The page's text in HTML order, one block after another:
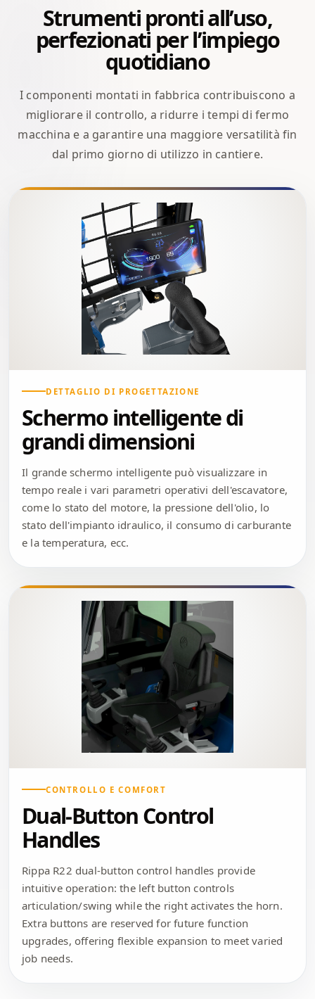
Strumenti pronti all’uso,
perfezionati per l’impiego
quotidiano
I componenti montati in fabbrica contribuiscono a
migliorare il controllo, a ridurre i tempi di fermo
macchina e a garantire una maggiore versatilità fin
dal primo giorno di utilizzo in cantiere.
DETTAGLIO DI PROGETTAZIONE
Schermo intelligente di
grandi dimensioni
Il grande schermo intelligente può visualizzare in
tempo reale i vari parametri operativi dell'escavatore,
come lo stato del motore, la pressione dell'olio, lo
stato dell'impianto idraulico, il consumo di carburante
e la temperatura, ecc.
CONTROLLO E COMFORT
Dual-Button Control
Handles
Rippa R22 dual-button control handles provide
intuitive operation: the left button controls
articulation/swing while the right activates the horn.
Extra buttons are reserved for future function
upgrades, offering flexible expansion to meet varied
job needs.